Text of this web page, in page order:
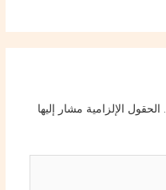
الحقول الإلزامية مشار إليها